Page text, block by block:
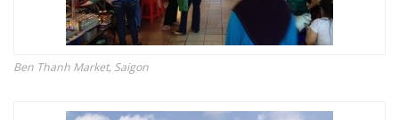
Ben Thanh Market, Saigon